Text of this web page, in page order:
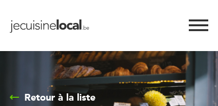
Retour à la liste